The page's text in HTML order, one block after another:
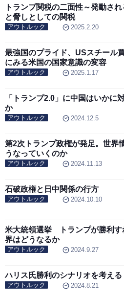
トランプ関税の二面性～発動さ
と脅しとしての関税
アウトルック 2025.2.20
最強国のプライド、USスチール
にみる米国の国家意識の変容
アウトルック 2025.1.17
「トランプ2.0」に中国はいかに
か
アウトルック 2024.12.5
第2次トランプ政権が発足。世界
うなっていくのか
アウトルック 2024.11.13
石破政権と日中関係の行方
アウトルック 2024.10.10
米大統領選挙 トランプが勝利す
界はどうなるか
アウトルック 2024.9.27
ハリス氏勝利のシナリオを考える
アウトルック 2024.8.21